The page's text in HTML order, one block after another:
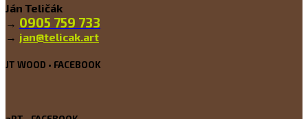
Ján Teličák
→ 0905 759 733
→ jan@telicak.art
JT WOOD • FACEBOOK